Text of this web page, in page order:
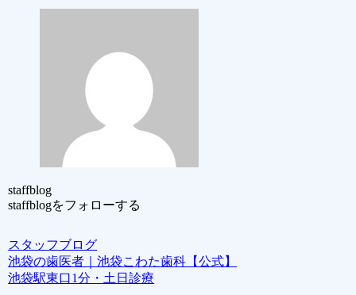
staffblog
staffblogをフォローする
スタッフブログ
池袋の歯医者｜池袋こわた歯科【公式】
池袋駅東口1分・土日診療